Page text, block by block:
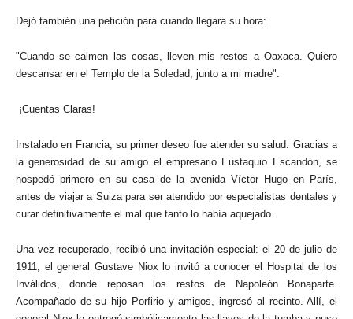
Dejó también una petición para cuando llegara su hora:
"Cuando se calmen las cosas, lleven mis restos a Oaxaca. Quiero
descansar en el Templo de la Soledad, junto a mi madre".
¡Cuentas Claras!
Instalado en Francia, su primer deseo fue atender su salud. Gracias a
la generosidad de su amigo el empresario Eustaquio Escandón, se
hospedó primero en su casa de la avenida Víctor Hugo en París,
antes de viajar a Suiza para ser atendido por especialistas dentales y
curar definitivamente el mal que tanto lo había aquejado.
Una vez recuperado, recibió una invitación especial: el 20 de julio de
1911, el general Gustave Niox lo invitó a conocer el Hospital de los
Inválidos, donde reposan los restos de Napoleón Bonaparte.
Acompañado de su hijo Porfirio y amigos, ingresó al recinto. Allí, el